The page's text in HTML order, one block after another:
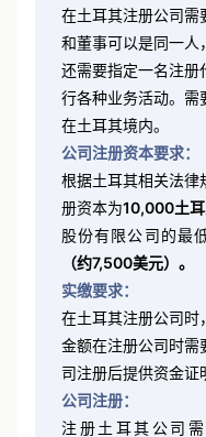
公司架构要求：
在土耳其注册公司需
和董事可以是同一人
还需要指定一名注
行各种业务活动。需
在土耳其境内。
公司注册资本要求：
根据土耳其相关法律
册资本为10,000土
股份有限公司的最
（约7,500美元）。
实缴要求：
在土耳其注册公司时
金额在注册公司时需
司注册后提供资金证
公司注册：